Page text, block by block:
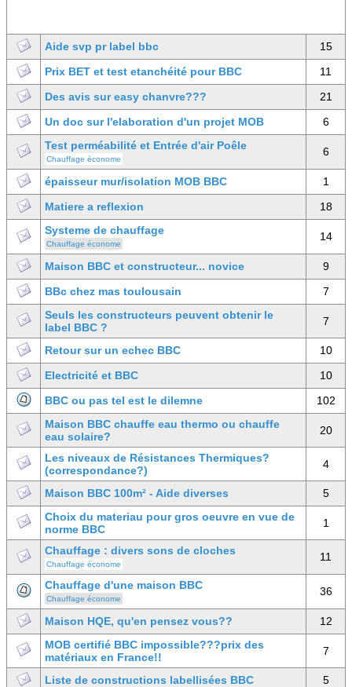
Aide svp pr label bbc
15
Prix BET et test etanchéité pour BBC
11
Des avis sur easy chanvre???
21
Un doc sur l'elaboration d'un projet MOB
6
Test perméabilité et Entrée d'air Poêle
Chauffage économe
6
épaisseur mur/isolation MOB BBC
1
Matiere a reflexion
18
Systeme de chauffage
Chauffage économe
14
Maison BBC et constructeur... novice
9
BBc chez mas toulousain
7
Seuls les constructeurs peuvent obtenir le
label BBC ?
7
Retour sur un echec BBC
10
Electricité et BBC
10
BBC ou pas tel est le dilemne
102
Maison BBC chauffe eau thermo ou chauffe
eau solaire?
20
Les niveaux de Résistances Thermiques?
(correspondance?)
4
Maison BBC 100m² - Aide diverses
5
Choix du materiau pour gros oeuvre en vue de
norme BBC
1
Chauffage : divers sons de cloches
Chauffage économe
11
Chauffage d'une maison BBC
Chauffage économe
36
Maison HQE, qu'en pensez vous??
12
MOB certifié BBC impossible???prix des
matériaux en France!!
7
Liste de constructions labellisées BBC
5